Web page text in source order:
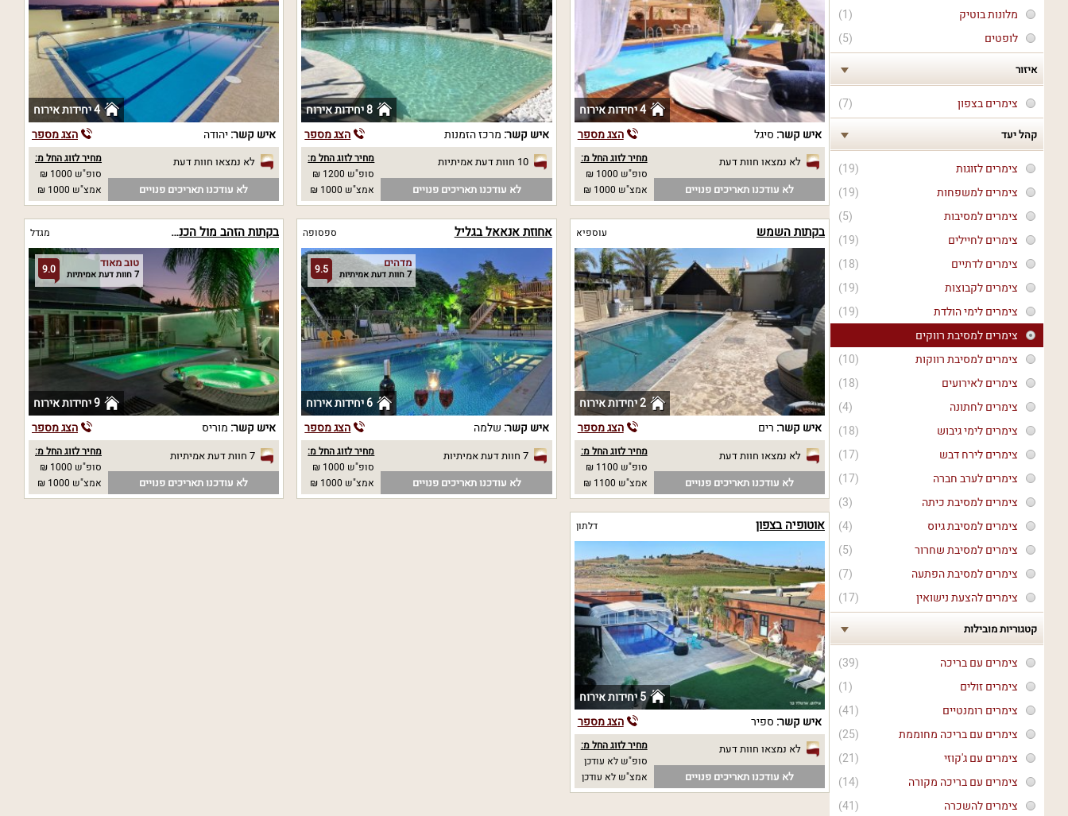
(1)
מלונות בוטיק
(5)
לופטים
איזור
(7) צימרים בצפון
קהל יעד
(19)
צימרים לזוגות
(19)
צימרים למשפחות
(5)
צימרים למסיבות
(19)
צימרים לחיילים
(18)
צימרים לדתיים
(19)
צימרים לקבוצות
(19)
צימרים לימי הולדת
צימרים למסיבת רווקים
(10)
צימרים למסיבת רווקות
(18)
צימרים לאירועים
(4)
צימרים לחתונה
(18)
צימרים לימי גיבוש
(17)
צימרים לירח דבש
(17)
צימרים לערב חברה
(3)
צימרים למסיבת כיתה
(4)
צימרים למסיבת גיוס
(5)
צימרים למסיבת שחרור
(7)
צימרים למסיבת הפתעה
(17)
צימרים להצעת נישואין
קטגוריות מובילות
(39)
צימרים עם בריכה
(1)
צימרים זולים
(41)
צימרים רומנטיים
(25)
צימרים עם בריכה מחוממת
(21)
צימרים עם ג'קוזי
(14)
צימרים עם בריכה מקורה
(41)
צימרים להשכרה
4 יחידות אירוח
איש קשר: סיגל הצג מספר
לא נמצאו חוות דעת
לא עודכנו תאריכים פנויים
מחיר לזוג החל מ:
סופ"ש 1000 ₪
אמצ"ש 1000 ₪
8 יחידות אירוח
איש קשר: מרכז הזמנות הצג מספר
10 חוות דעת אמיתיות
לא עודכנו תאריכים פנויים
מחיר לזוג החל מ:
סופ"ש 1200 ₪
אמצ"ש 1000 ₪
4 יחידות אירוח
איש קשר:יהודה הצג מספר
לא נמצאו חוות דעת
לא עודכנו תאריכים פנויים
מחיר לזוג החל מ:
סופ"ש 1000 ₪
אמצ"ש 1000 ₪
בקתות השמש עוספיא
2 יחידות אירוח
איש קשר: רים הצג מספר
לא נמצאו חוות דעת
לא עודכנו תאריכים פנויים
מחיר לזוג החל מ:
סופ"ש 1100 ₪
אמצ"ש 1100 ₪
אחוזת אנאאל בגליל ספסופה
9.5 מדהים
7 חוות דעת אמיתיות
6 יחידות אירוח
איש קשר: שלמה הצג מספר
7 חוות דעת אמיתיות
לא עודכנו תאריכים פנויים
מחיר לזוג החל מ:
סופ"ש 1000 ₪
אמצ"ש 1000 ₪
בקתות הזהב מול הכנרת מגדל
9.0 טוב מאוד
7 חוות דעת אמיתיות
9 יחידות אירוח
איש קשר: מוריס הצג מספר
7 חוות דעת אמיתיות
לא עודכנו תאריכים פנויים
מחיר לזוג החל מ:
סופ"ש 1000 ₪
אמצ"ש 1000 ₪
אוטופיה בצפון דלתון
5 יחידות אירוח
איש קשר: ספיר הצג מספר
לא נמצאו חוות דעת
לא עודכנו תאריכים פנויים
מחיר לזוג החל מ:
סופ"ש לא עודכן
אמצ"ש לא עודכן